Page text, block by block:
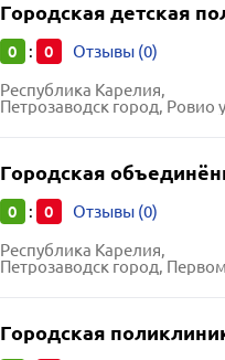
Городская детская
0 : 0 Отзывы (0)
Республика Карелия,
Петрозаводск город, Ровио
Городская
0 : 0 Отзывы (0)
Республика Карелия,
Петрозаводск город,
Городская